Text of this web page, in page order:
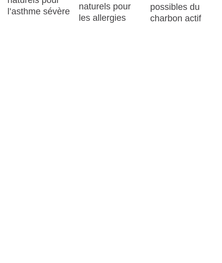
l’asthme sévère
naturels pour
les allergies
possibles du
charbon actif